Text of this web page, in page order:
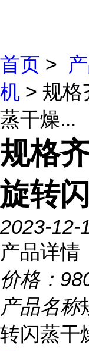
首页 >
机 > 规格
蒸干燥...
规格
旋转
2023-12-
产品详情
价格：
产品名称
转闪蒸干